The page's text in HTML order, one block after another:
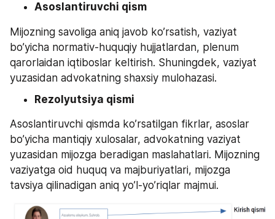
Asoslantiruvchi qism
Mijozning savoliga aniq javob ko’rsatish, vaziyat
bo’yicha normativ-huquqiy hujjatlardan, plenum
qarorlaidan iqtiboslar keltirish. Shuningdek, vaziyat
yuzasidan advokatning shaxsiy mulohazasi.
Rezolyutsiya qismi
Asoslantiruvchi qismda ko’rsatilgan fikrlar, asoslar
bo’yicha mantiqiy xulosalar, advokatning vaziyat
yuzasidan mijozga beradigan maslahatlari. Mijozning
vaziyatga oid huquq va majburiyatlari, mijozga
tavsiya qilinadigan aniq yo’l-yo’riqlar majmui.